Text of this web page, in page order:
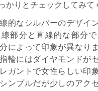
かりとチェックしてみて
的なシルバーのデザイ
部分と直線的な部分
によって印象が異なり
輪にはダイヤモンドが
ガントで女性らしい印
ンプルだが少しのアク